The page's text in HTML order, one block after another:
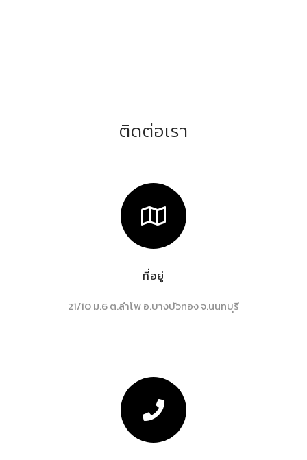
ติดต่อเรา
ที่อยู่
21/10 ม.6 ต.ลำโพ อ.บางบัวทอง จ.นนทบุรี